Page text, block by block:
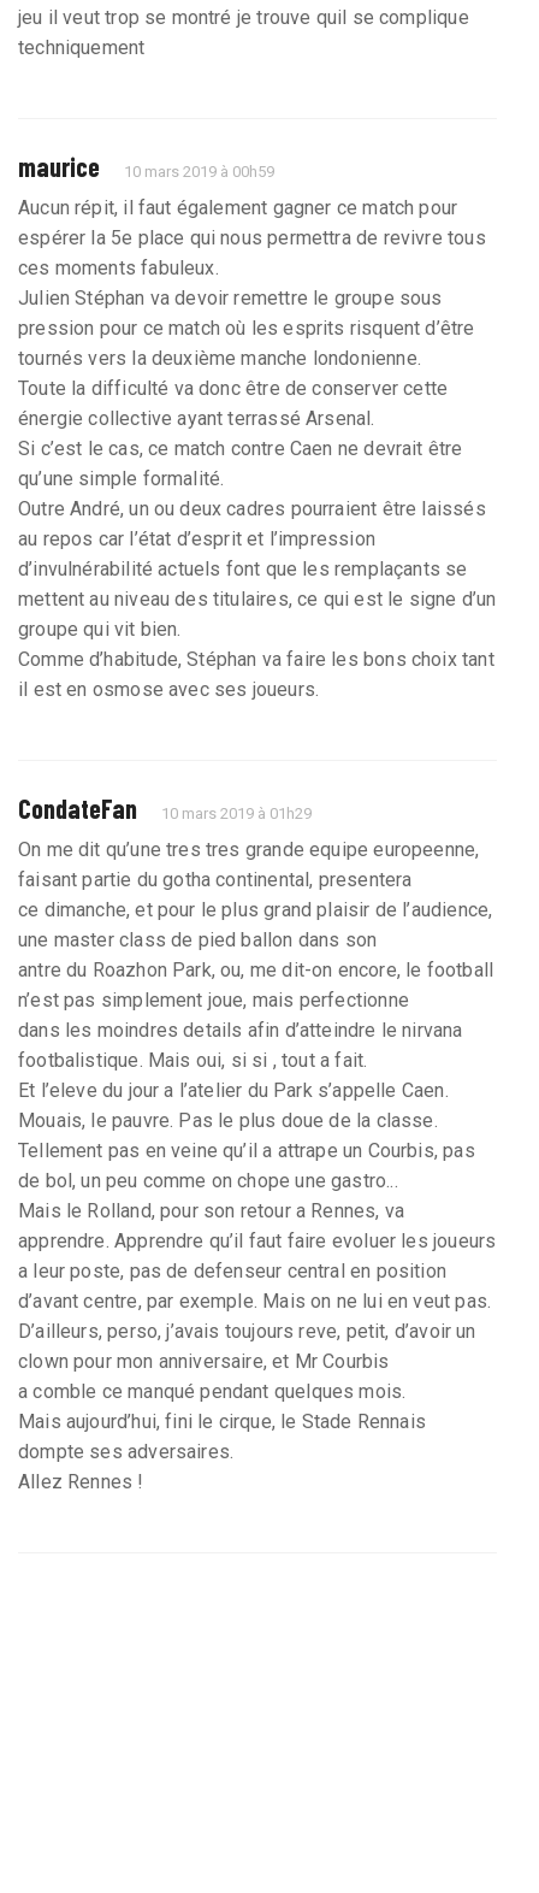
jeu il veut trop se montré je trouve quil se complique
techniquement
maurice 10 mars 2019 à 00h59
Aucun répit, il faut également gagner ce match pour
espérer la 5e place qui nous permettra de revivre tous
ces moments fabuleux.
Julien Stéphan va devoir remettre le groupe sous
pression pour ce match où les esprits risquent d’être
tournés vers la deuxième manche londonienne.
Toute la difficulté va donc être de conserver cette
énergie collective ayant terrassé Arsenal.
Si c’est le cas, ce match contre Caen ne devrait être
qu’une simple formalité.
Outre André, un ou deux cadres pourraient être laissés
au repos car l’état d’esprit et l’impression
d’invulnérabilité actuels font que les remplaçants se
mettent au niveau des titulaires, ce qui est le signe d’un
groupe qui vit bien.
Comme d’habitude, Stéphan va faire les bons choix tant
il est en osmose avec ses joueurs.
CondateFan 10 mars 2019 à 01h29
On me dit qu’une tres tres grande equipe europeenne,
faisant partie du gotha continental, presentera
ce dimanche, et pour le plus grand plaisir de l’audience,
une master class de pied ballon dans son
antre du Roazhon Park, ou, me dit-on encore, le football
n’est pas simplement joue, mais perfectionne
dans les moindres details afin d’atteindre le nirvana
footbalistique. Mais oui, si si , tout a fait.
Et l’eleve du jour a l’atelier du Park s’appelle Caen.
Mouais, le pauvre. Pas le plus doue de la classe.
Tellement pas en veine qu’il a attrape un Courbis, pas
de bol, un peu comme on chope une gastro...
Mais le Rolland, pour son retour a Rennes, va
apprendre. Apprendre qu’il faut faire evoluer les joueurs
a leur poste, pas de defenseur central en position
d’avant centre, par exemple. Mais on ne lui en veut pas.
D’ailleurs, perso, j’avais toujours reve, petit, d’avoir un
clown pour mon anniversaire, et Mr Courbis
a comble ce manqué pendant quelques mois.
Mais aujourd’hui, fini le cirque, le Stade Rennais
dompte ses adversaires.
Allez Rennes !